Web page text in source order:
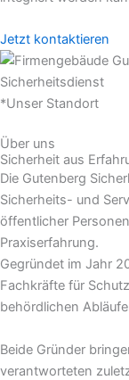
Jetzt kontaktieren
*Unser Standort
Über uns
Sicherheit aus
Die Gutenberg
Sicherheits- und
öffentlicher
Praxiserfahrung.
Gegründet im Jahr
Fachkräfte für
behördlichen
Beide Gründer
verantworteten